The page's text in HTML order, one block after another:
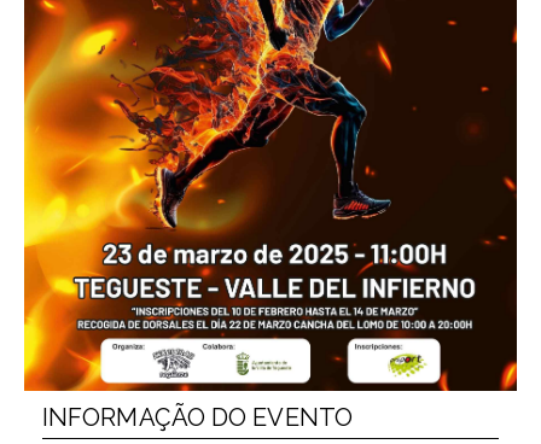
INFORMAÇÃO DO EVENTO